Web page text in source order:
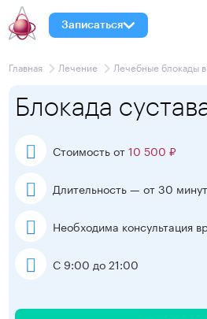
Записаться
Главная Лечение Лечебные блокады
Блокада
Стоимость от10 500 ₽
Длительность — от 30 минут
Необходима консультация
С 9:00 до 21:00